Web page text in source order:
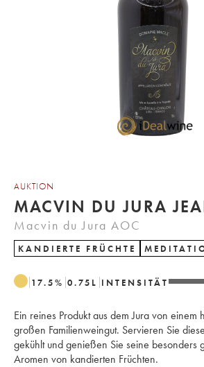
AUKTION
MACVIN DU JURA
Macvin du Jura AOC
KANDIERTE FRÜCHTE
17.5% 0.75 L INTENSITÄT
Ein reines Produkt aus dem Jura von einem
großen Familienweingut. Servieren Sie
gekühlt und genießen Sie seine besonders
Aromen von kandierten Früchten.